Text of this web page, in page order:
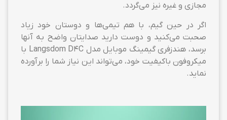
مجازی و غیره نیز می‌گردد.
اگر در حین گیم، با هم تیمی‌ها و دوستان خود زیاد
صحبت می‌کنید و دوست دارید صدایتان واضح به آنها
برسد، هندزفری گیمینگ موبایل مدل Langsdom D4C با
میکروفون باکیفیت خود، می‌تواند این نیاز شما را برآورده
نماید.